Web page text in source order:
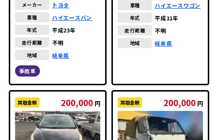
メーカー トヨタ
車種 ハイエースバン
年式 平成23年
走行距離 不明
地域 岐阜県
事故車
車種 ハイエースワゴン
年式 平成11年
走行距離 不明
地域 岐阜県
買取金額 200,000 円 買取金額 200,000 円